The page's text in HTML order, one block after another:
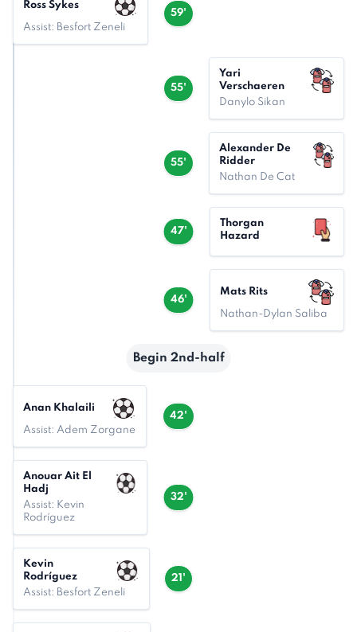
59'
Ross Sykes
Assist: Besfort Zeneli
55'
Yari
Verschaeren
Danylo Sikan
55'
Alexander De
Ridder
Nathan De Cat
47'
Thorgan
Hazard
46'
Mats Rits
Nathan-Dylan Saliba
Begin 2nd-half
42'
Anan Khalaili
Assist: Adem Zorgane
32'
Anouar Ait El
Hadj
Assist: Kevin
Rodríguez
21'
Kevin
Rodríguez
Assist: Besfort Zeneli